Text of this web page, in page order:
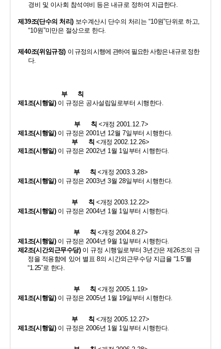
경비 및 이사회 참석여비 등은 내규로 정하여 지급한다.
제39조(단수의 처리) 보수계산시 단수의 처리는 “10원”단위로 하고
“10원”미만은 절상으로 한다.
제40조(위임규정) 이 규정의 시행에 관하여 필요한 사항은 내규로 정한
다.
부      칙
제1조(시행일) 이 규정은 공사설립일로부터 시행한다.
부      칙 <개정 2001.12.7>
제1조(시행일) 이 규정은 2001 년 12월 7일부터 시행한다.
부      칙 <개정 2002.12.26>
제1조(시행일) 이 규정은 2002년 1 월 1 일부터 시행한다.
부      칙 <개정 2003.3.28>
제1조(시행일) 이 규정은 2003년 3월 28일부터 시행한다.
부      칙 <개정 2003.12.22>
제1조(시행일) 이 규정은 2004년 1 월 1 일부터 시행한다.
부      칙 <개정 2004.8.27>
제1조(시행일) 이 규정은 2004년 9월 1 일부터 시행한다.
제2조(시간외근무수당) 이 규정 시행일로부터 3년간은 제 26조의 규
정을 적용함에 있어 별표 8의 시간외근무수당 지급율 “1.5”
“1.25”로 한다
부      칙 <개정 2005.1.19>
제1조(시행일) 이 규정은 2005년 1 월 19일부터 시행한다.
부      칙 <개정 2005.12.27>
제1조(시행일) 이 규정은 2006년 1 월 1 일부터 시행한다.